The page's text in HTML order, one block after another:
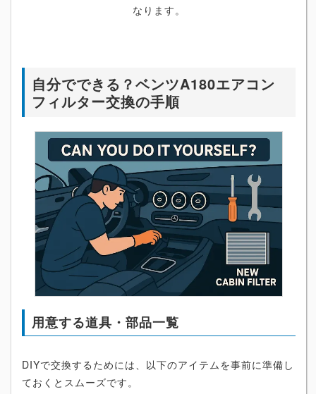
なります。
自分でできる？ベンツA180エアコン
フィルター交換の手順
用意する道具・部品一覧
DIYで交換するためには、以下のアイテムを事前に準備し
ておくとスムーズです。